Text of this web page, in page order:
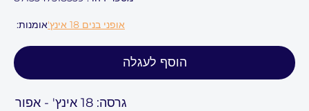
אומנות: אופני בנים 18 אינץ'
הוסף לעגלה
גרסה: 18 אינץ' - אפור